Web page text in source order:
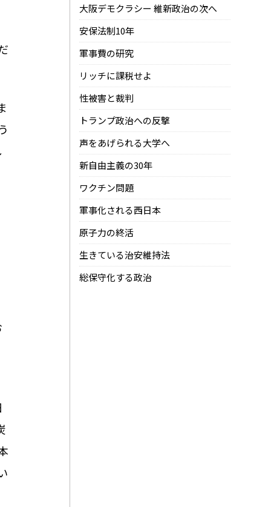
大阪デモクラシー 維新政治の次へ
安保法制10年
軍事費の研究
リッチに課税せよ
性被害と裁判
トランプ政治への反撃
声をあげられる大学へ
新自由主義の30年
ワクチン問題
軍事化される西日本
原子力の終活
生きている治安維持法
総保守化する政治